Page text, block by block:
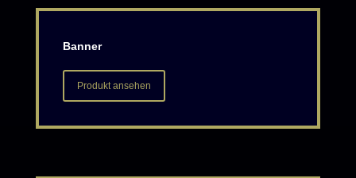
Banner
Produkt ansehen